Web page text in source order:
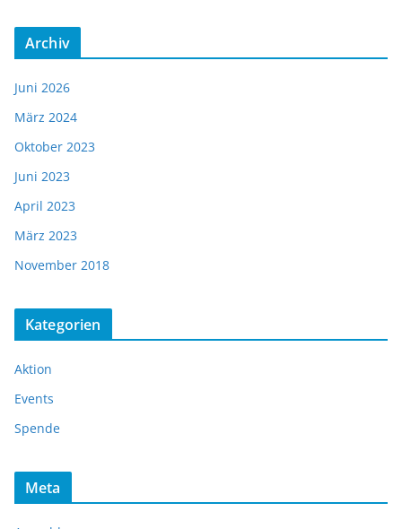
Archiv
Juni 2026
März 2024
Oktober 2023
Juni 2023
April 2023
März 2023
November 2018
Kategorien
Aktion
Events
Spende
Meta